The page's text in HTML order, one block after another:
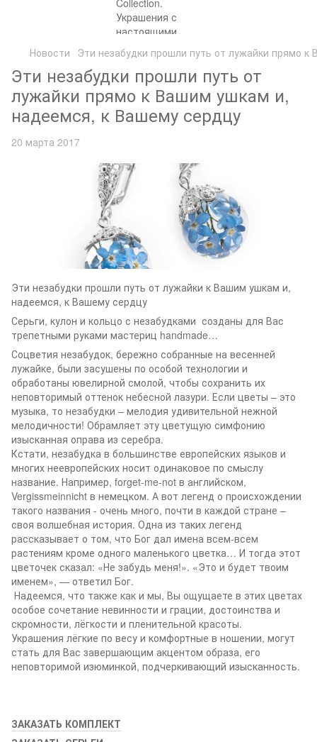
Новости Эти незабудки прошли путь от лужайки прямо
Эти незабудки прошли путь от
лужайки прямо к Вашим ушкам и,
надеемся, к Вашему сердцу
20 марта 2017
Эти незабудки прошли путь от лужайки к Вашим ушкам и,
надеемся, к Вашему сердцу
Серьги, кулон и кольцо с незабудками созданы для Вас
трепетными руками мастериц handmade…
Соцветия незабудок, бережно собранные на весенней
лужайке, были засушены по особой технологии и
обработаны ювелирной смолой, чтобы сохранить их
неповторимый оттенок небесной лазури. Если цветы – это
музыка, то незабудки – мелодия удивительной нежной
мелодичности! Обрамляет эту цветущую симфонию
изысканная оправа из серебра.
Кстати, незабудка в большинстве европейских языков и
многих неевропейских носит одинаковое по смыслу
название. Например, forget-me-not в английском,
Vergissmeinnicht в немецком. А вот легенд о происхождении
такого названия - очень много, почти в каждой стране –
своя волшебная история. Одна из таких легенд
рассказывает о том, что Бог дал имена всем-всем
растениям кроме одного маленького цветка… И тогда этот
цветочек сказал: «Не забудь меня!». «Это и будет твоим
именем», — ответил Бог.
Надеемся, что также как и мы, Вы ощущаете в этих цветах
особое сочетание невинности и грации, достоинства и
скромности, лёгкости и пленительной красоты.
Украшения лёгкие по весу и комфортные в ношении, могут
стать для Вас завершающим акцентом образа, его
неповторимой изюминкой, подчеркивающий изысканность.
ЗАКАЗАТЬ КОМПЛЕКТ